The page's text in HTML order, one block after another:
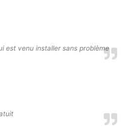
est venu installer sans problème